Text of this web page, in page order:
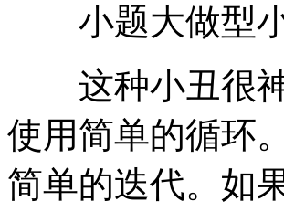
小题大做型
这种小丑很神
使用简单的循环
简单的迭代。如